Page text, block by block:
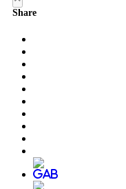
Share